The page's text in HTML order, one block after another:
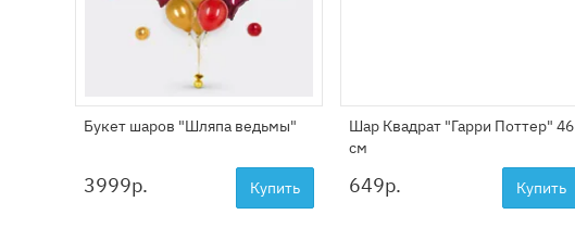
Букет шаров "Шляпа ведьмы"
3999р. Купить
Шар Квадрат "Гарри Поттер" 46
см
649р. Купить